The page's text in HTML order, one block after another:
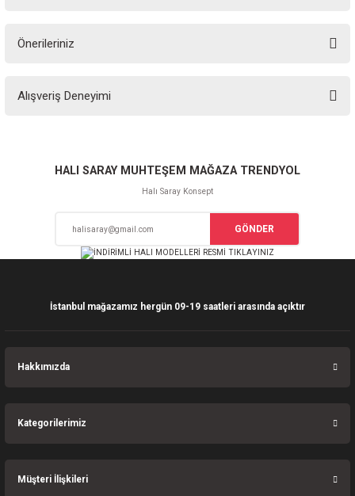
Önerileriniz
yetersiz gördüğünüz noktaları öneri formunu kullanarak tarafımıza
Ürün resmi kalitesiz, bozuk veya görüntülenemiyor.
Ürün açıklamasında eksik bilgiler bulunuyor.
Bu ürüne benzer farklı alternatifler olmalı.
Alışveriş Deneyimi
Sitemize ilk yorumu siz yapın!
HALI SARAY MUHTEŞEM MAĞAZA TRENDYOL
Halı Saray Konsept
GÖNDER
İstanbul mağazamız hergün 09-19 saatleri arasında açıktır
Hakkımızda
Kategorilerimiz
Müşteri İlişkileri